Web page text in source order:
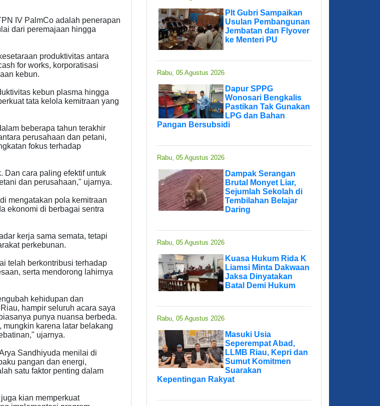
IV PalmCo adalah penerapan
dari peremajaan hingga
produktivitas antara
for works, korporatisasi
kebun.
kebun plasma hingga
tata kelola kemitraan yang
beberapa tahun terakhir
perusahaan dan petani,
fokus terhadap
Dan cara paling efektif untuk
dan perusahaan," ujarnya.
mengatakan pola kemitraan
ekonomi di berbagai sentra
kerja sama semata, tetapi
perkebunan.
telah berkontribusi terhadap
serta mendorong lahirnya
kehidupan dan
hampir seluruh acara saya
punya nuansa berbeda.
mungkin karena latar belakang
ujarnya.
Sandhiyuda menilai di
pangan dan energi,
satu faktor penting dalam
kian memperkuat
Plt Gubri Sampaikan
Usulan Pembangunan
Jembatan dan Flyover
ke Menteri PU
Rabu, 05 Agustus 2026
Dapur SPPG
Wonosari Bengkalis
Pastikan Tak Gunakan
LPG dan Bahan
Pangan Bersubsidi
Rabu, 05 Agustus 2026
Dampak Serangan
Brutal Monyet Liar,
Sejumlah Sekolah di
Tembilahan Belajar
Daring
Rabu, 05 Agustus 2026
Kuasa Hukum Rida K
Liamsi Minta Dakwaan
Jaksa Dinyatakan
Batal Demi Hukum
Rabu, 05 Agustus 2026
Masuki Usia
Seperempat Abad,
LLMB Riau, Kepri dan
Sumut Komitmen
Suarakan
Kepentingan Rakyat